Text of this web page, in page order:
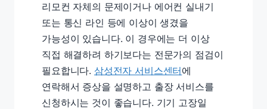
리모컨 자체의 문제이거나 에어컨 실내기
또는 통신 라인 등에 이상이 생겼을
가능성이 있습니다. 이 경우에는 더 이상
직접 해결하려 하기보다는 전문가의 점검이
필요합니다. 삼성전자 서비스센터에
연락해서 증상을 설명하고 출장 서비스를
신청하시는 것이 좋습니다. 기기 고장일